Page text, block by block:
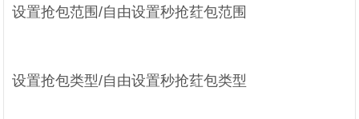
设置抢包范围/自由设置秒抢荭包范围
设置抢包类型/自由设置秒抢荭包类型